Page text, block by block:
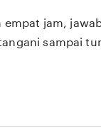
empat jam,
sampai